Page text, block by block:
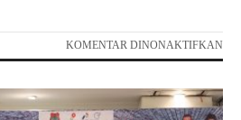
KOMENTAR DINONAKTIFKAN